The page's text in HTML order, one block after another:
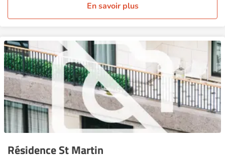
En savoir plus
Résidence St Martin